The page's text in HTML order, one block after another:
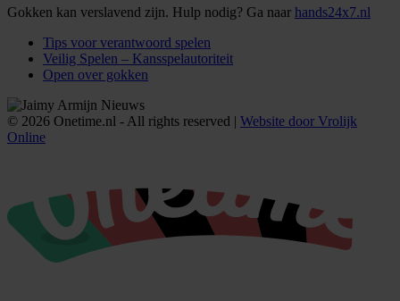
Gokken kan verslavend zijn. Hulp nodig? Ga naar hands24x7.nl
Tips voor verantwoord spelen
Veilig Spelen – Kansspelautoriteit
Open over gokken
© 2026 Onetime.nl - All rights reserved | Website door Vrolijk
Online